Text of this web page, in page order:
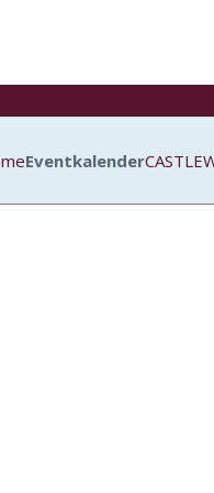
Eventkalender